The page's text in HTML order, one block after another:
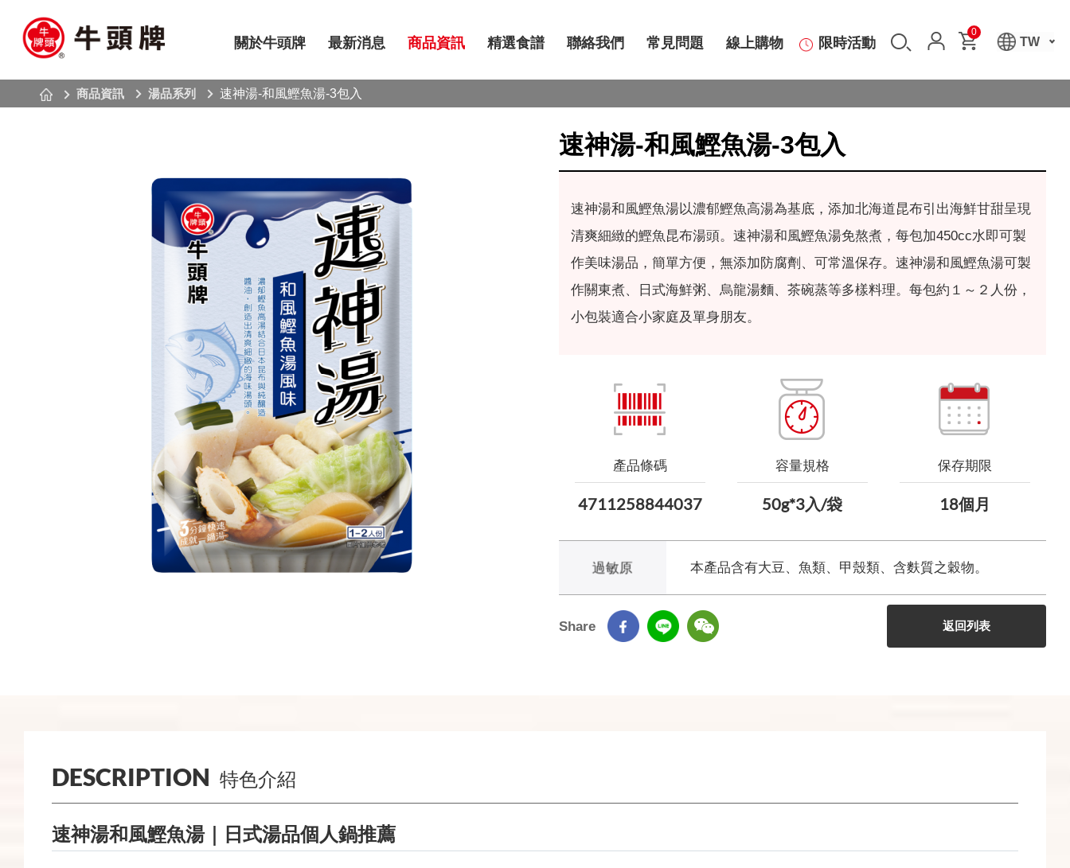
關於牛頭牌 最新消息 商品資訊 精選食譜 聯絡我們 常見問題 線上購物 限時活動 TW
0
商品資訊 湯品系列 速神湯-和風鰹魚湯-3包入
速神湯-和風鰹魚湯-3包入
速神湯和風鰹魚湯以濃郁鰹魚高湯為基底，添加北海道昆布引出海鮮甘甜呈現
清爽細緻的鰹魚昆布湯頭。速神湯和風鰹魚湯免熬煮，每包加450cc水即可製
作美味湯品，簡單方便，無添加防腐劑、可常溫保存。速神湯和風鰹魚湯可製
作關東煮、日式海鮮粥、烏龍湯麵、茶碗蒸等多樣料理。每包約１～２人份，
小包裝適合小家庭及單身朋友。
產品條碼
4711258844037
容量規格
50g*3入/袋
保存期限
18個月
過敏原 本產品含有大豆、魚類、甲殼類、含麩質之穀物。
Share 返回列表
DESCRIPTION 特色介紹
速神湯和風鰹魚湯｜日式湯品個人鍋推薦